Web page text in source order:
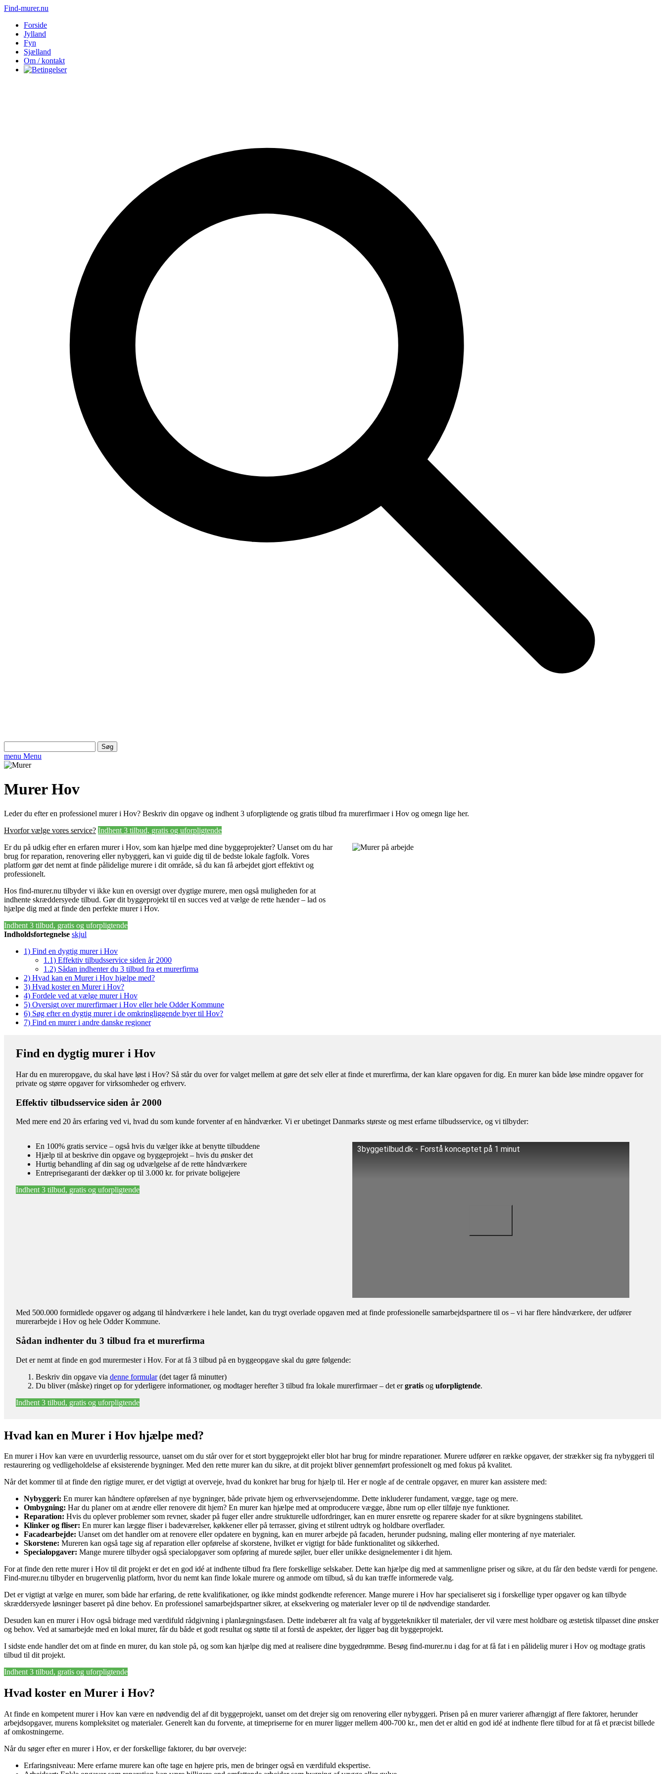
Find-murer.nu
Forside
Jylland
Fyn
Sjælland
Om / kontakt
efter:
menu Menu
Murer Hov
Leder du efter en professionel murer i Hov? Beskriv din opgave og indhent 3 uforpligtende og gratis tilbud fra murerfirmaer i Hov og omegn lige her.
Hvorfor vælge vores service? Indhent 3 tilbud, gratis og uforpligtende
Er du på udkig efter en erfaren murer i Hov, som kan hjælpe med dine byggeprojekter? Uanset om du har
brug for reparation, renovering eller nybyggeri, kan vi guide dig til de bedste lokale fagfolk. Vores
platform gør det nemt at finde pålidelige murere i dit område, så du kan få arbejdet gjort effektivt og
professionelt.
Hos find-murer.nu tilbyder vi ikke kun en oversigt over dygtige murere, men også muligheden for at
indhente skræddersyede tilbud. Gør dit byggeprojekt til en succes ved at vælge de rette hænder – lad os
hjælpe dig med at finde den perfekte murer i Hov.
Indhent 3 tilbud, gratis og uforpligtende
Indholdsfortegnelse skjul
1) Find en dygtig murer i Hov
1.1) Effektiv tilbudsservice siden år 2000
1.2) Sådan indhenter du 3 tilbud fra et murerfirma
2) Hvad kan en Murer i Hov hjælpe med?
3) Hvad koster en Murer i Hov?
4) Fordele ved at vælge murer i Hov
5) Oversigt over murerfirmaer i Hov eller hele Odder Kommune
6) Søg efter en dygtig murer i de omkringliggende byer til Hov?
7) Find en murer i andre danske regioner
Find en dygtig murer i Hov
Har du en mureropgave, du skal have løst i Hov? Så står du over for valget mellem at gøre det selv eller at finde et murerfirma, der kan klare opgaven for dig. En murer kan både løse mindre opgaver for
private og større opgaver for virksomheder og erhverv.
Effektiv tilbudsservice siden år 2000
Med mere end 20 års erfaring ved vi, hvad du som kunde forventer af en håndværker. Vi er ubetinget Danmarks største og mest erfarne tilbudsservice, og vi tilbyder:
En 100% gratis service – også hvis du vælger ikke at benytte tilbuddene
Hjælp til at beskrive din opgave og byggeprojekt – hvis du ønsker det
Hurtig behandling af din sag og udvælgelse af de rette håndværkere
Entreprisegaranti der dækker op til 3.000 kr. for private boligejere
Indhent 3 tilbud, gratis og uforpligtende
3byggetilbud.dk - Forstå konceptet på 1 minut
Med 500.000 formidlede opgaver og adgang til håndværkere i hele landet, kan du trygt overlade opgaven med at finde professionelle samarbejdspartnere til os – vi har flere håndværkere, der udfører
murerarbejde i Hov og hele Odder Kommune.
Sådan indhenter du 3 tilbud fra et murerfirma
Det er nemt at finde en god murermester i Hov. For at få 3 tilbud på en byggeopgave skal du gøre følgende:
Beskriv din opgave via denne formular(det tager få minutter)
Du bliver (måske) ringet op for yderligere informationer, og modtager herefter 3 tilbud fra lokale murerfirmaer – det ergratis og uforpligtende.
Indhent 3 tilbud, gratis og uforpligtende
Hvad kan en Murer i Hov hjælpe med?
En murer i Hov kan være en uvurderlig ressource, uanset om du står over for et stort byggeprojekt eller blot har brug for mindre reparationer. Murere udfører en række opgaver, der strækker sig fra nybyggeri til
restaurering og vedligeholdelse af eksisterende bygninger. Med den rette murer kan du sikre, at dit projekt bliver gennemført professionelt og med fokus på kvalitet.
Når det kommer til at finde den rigtige murer, er det vigtigt at overveje, hvad du konkret har brug for hjælp til. Her er nogle af de centrale opgaver, en murer kan assistere med:
Nybyggeri: En murer kan håndtere opførelsen af nye bygninger, både private hjem og erhvervsejendomme. Dette inkluderer fundament, vægge, tage og mere.
Ombygning: Har du planer om at ændre eller renovere dit hjem? En murer kan hjælpe med at omproducere vægge, åbne rum op eller tilføje nye funktioner.
Reparation: Hvis du oplever problemer som revner, skader på fuger eller andre strukturelle udfordringer, kan en murer ensrette og reparere skader for at sikre bygningens stabilitet.
Klinker og fliser: En murer kan lægge fliser i badeværelser, køkkener eller på terrasser, giving et stilrent udtryk og holdbare overflader.
Facadearbejde: Uanset om det handler om at renovere eller opdatere en bygning, kan en murer arbejde på facaden, herunder pudsning, maling eller montering af nye materialer.
Skorstene: Mureren kan også tage sig af reparation eller opførelse af skorstene, hvilket er vigtigt for både funktionalitet og sikkerhed.
Specialopgaver: Mange murere tilbyder også specialopgaver som opføring af murede søjler, buer eller unikke designelementer i dit hjem.
For at finde den rette murer i Hov til dit projekt er det en god idé at indhente tilbud fra flere forskellige selskaber. Dette kan hjælpe dig med at sammenligne priser og sikre, at du får den bedste værdi for pengene.
Find-murer.nu tilbyder en brugervenlig platform, hvor du nemt kan finde lokale murere og anmode om tilbud, så du kan træffe informerede valg.
Det er vigtigt at vælge en murer, som både har erfaring, de rette kvalifikationer, og ikke mindst godkendte referencer. Mange murere i Hov har specialiseret sig i forskellige typer opgaver og kan tilbyde
skræddersyede løsninger baseret på dine behov. En professionel samarbejdspartner sikrer, at eksekvering og materialer lever op til de nødvendige standarder.
Desuden kan en murer i Hov også bidrage med værdifuld rådgivning i planlægningsfasen. Dette indebærer alt fra valg af byggeteknikker til materialer, der vil være mest holdbare og æstetisk tilpasset dine ønsker
og behov. Ved at samarbejde med en lokal murer, får du både et godt resultat og støtte til at forstå de aspekter, der ligger bag dit byggeprojekt.
I sidste ende handler det om at finde en murer, du kan stole på, og som kan hjælpe dig med at realisere dine byggedrømme. Besøg find-murer.nu i dag for at få fat i en pålidelig murer i Hov og modtage gratis
tilbud til dit projekt.
Indhent 3 tilbud, gratis og uforpligtende
Hvad koster en Murer i Hov?
At finde en kompetent murer i Hov kan være en nødvendig del af dit byggeprojekt, uanset om det drejer sig om renovering eller nybyggeri. Prisen på en murer varierer afhængigt af flere faktorer, herunder
arbejdsopgaver, murens kompleksitet og materialer. Generelt kan du forvente, at timepriserne for en murer ligger mellem 400-700 kr., men det er altid en god idé at indhente flere tilbud for at få et præcist billede
af omkostningerne.
Når du søger efter en murer i Hov, er der forskellige faktorer, du bør overveje:
Erfaringsniveau: Mere erfarne murere kan ofte tage en højere pris, men de bringer også en værdifuld ekspertise.